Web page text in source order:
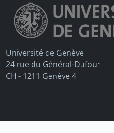
Université de Genève
24 rue du Général-Dufour
CH - 1211 Genève 4